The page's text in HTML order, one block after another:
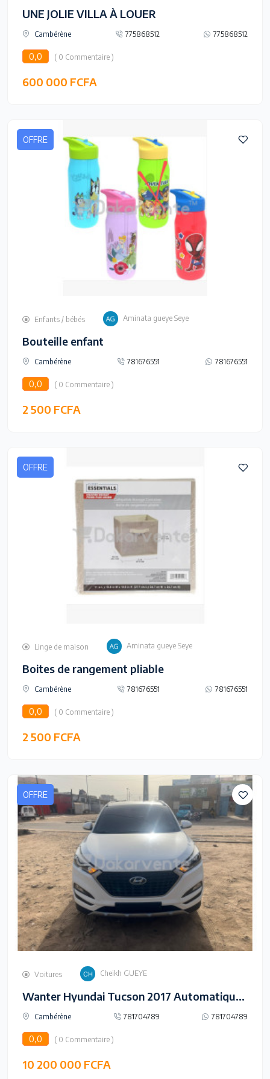
UNE JOLIE VILLA À LOUER
Cambérène 775868512 775868512
0,0 ( 0 Commentaire )
600 000 FCFA
OFFRE
Enfants / bébés Aminata gueye Seye
Bouteille enfant
Cambérène 781676551 781676551
0,0 ( 0 Commentaire )
2 500 FCFA
OFFRE
Linge de maison Aminata gueye Seye
Boites de rangement pliable
Cambérène 781676551 781676551
0,0 ( 0 Commentaire )
2 500 FCFA
OFFRE
Voitures Cheikh GUEYE
Wanter Hyundai Tucson 2017 Automatique Diesel
Cambérène 781704789 781704789
0,0 ( 0 Commentaire )
10 200 000 FCFA